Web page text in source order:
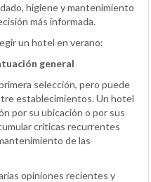
higiene y mantenimiento
más informada.
un hotel en verano:
general
selección, pero puede
establecimientos. Un hotel
por su ubicación o por sus
críticas recurrentes
de las
opiniones recientes y